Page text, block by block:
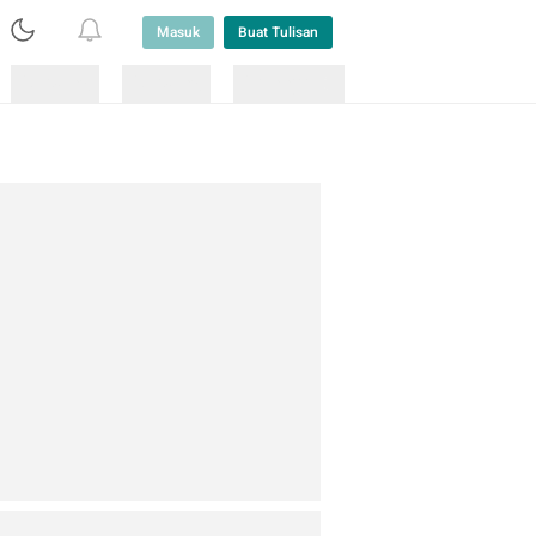
Masuk Buat Tulisan